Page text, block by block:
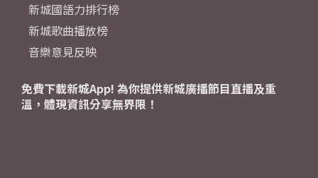
新城國語力排行榜
新城歌曲播放榜
音樂意見反映
免費下載新城App! 為你提供新城廣播節目直播及重
溫，體現資訊分享無界限！